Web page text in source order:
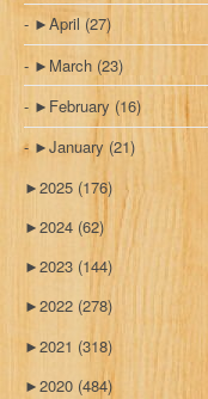
►April (27)
► March (23)
► February (16)
►January (21)
►2025 (176)
►2024 (62)
►2023 (144)
►2022 (278)
►2021 (318)
►2020 (484)